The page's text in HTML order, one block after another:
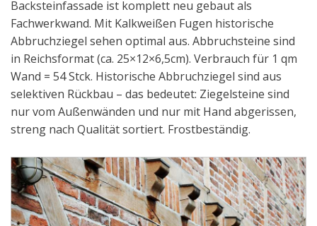
Backsteinfassade ist komplett neu gebaut als
Fachwerkwand. Mit Kalkweißen Fugen historische
Abbruchziegel sehen optimal aus. Abbruchsteine sind
in Reichsformat (ca. 25×12×6,5cm). Verbrauch für 1 qm
Wand = 54 Stck. Historische Abbruchziegel sind aus
selektiven Rückbau – das bedeutet: Ziegelsteine sind
nur vom Außenwänden und nur mit Hand abgerissen,
streng nach Qualität sortiert. Frostbeständig.